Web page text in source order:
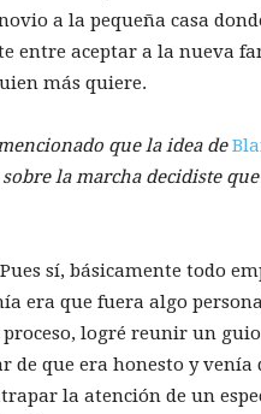
a la pequeña casa
entre aceptar a la nueva
más quiere.
que la idea de
la marcha decidiste
sí, básicamente todo
era que fuera algo
proceso, logré reunir un
de que era honesto y
la atención de un